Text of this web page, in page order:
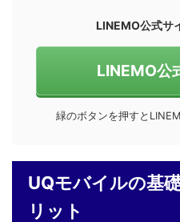
LINEMO公式サ
LINEMO公
緑のボタンを押すと
UQモバイルの基
リット